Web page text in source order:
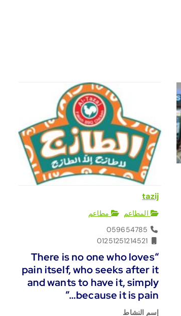
tazij
المطاعم
مطاعم
059654785
01251251214521
“There is no one who loves
pain itself, who seeks after it
and wants to have it, simply
because it is pain…”
إسم النشاط